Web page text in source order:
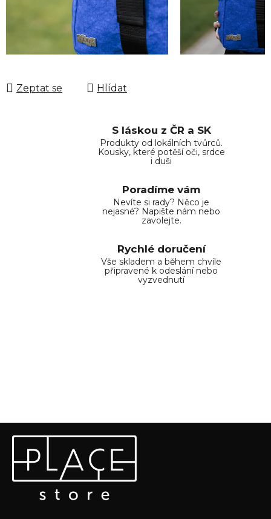
Zeptat se Hlídat
S láskou z ČR a SK
Produkty od lokálních tvůrců.
Kousky, které potěší oči, srdce
i duši
Poradíme vám
Nevíte si rady? Něco je
nejasné? Napište nám nebo
zavolejte.
Rychlé doručení
Vše skladem a během chvíle
připravené k odeslání nebo
vyzvednutí
Odebírat newsletter
Vložte svůj e-mail a my vám budeme zasílat informace o
nových produktech na našem e-shopu.